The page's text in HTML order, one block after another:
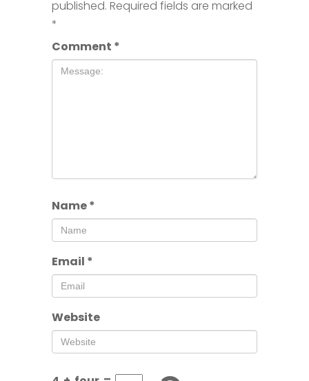
published. Required fields are marked
*
Comment *
Name*
Email *
Website